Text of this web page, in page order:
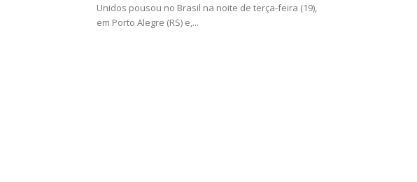
Unidos pousou no Brasil na noite de terça-feira (19),
em Porto Alegre (RS) e,...